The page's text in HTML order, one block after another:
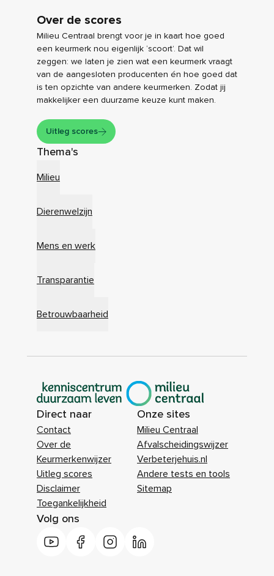
Over de scores
Milieu Centraal brengt voor je in kaart hoe goed
een keurmerk nou eigenlijk ‘scoort’. Dat wil
zeggen: we laten je zien wat een keurmerk vraagt
van de aangesloten producenten én hoe goed dat
is ten opzichte van andere keurmerken. Zodat jij
makkelijker een duurzame keuze kunt maken.
Uitleg scores
Thema's
Milieu
Dierenwelzijn
Mens en werk
Transparantie
Betrouwbaarheid
|
Direct naar
Contact
Over de
Keurmerkenwijzer
Uitleg scores
Disclaimer
Toegankelijkheid
Onze sites
Milieu Centraal
Afvalscheidingswijzer
Verbeterjehuis.nl
Andere tests en tools
Sitemap
Volg ons